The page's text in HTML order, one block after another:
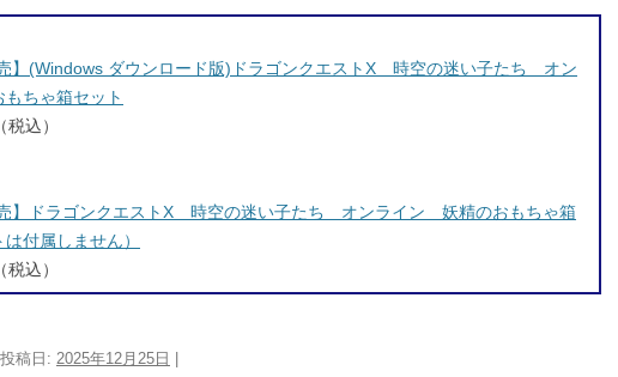
売】(Windows ダウンロード版)ドラゴンクエストX 時空の迷い子たち オン
ちゃ箱セット
込）
売】ドラゴンクエストX 時空の迷い子たち オンライン 妖精のおもちゃ箱
付属しません）
込）
投稿日: 2025年12月25日